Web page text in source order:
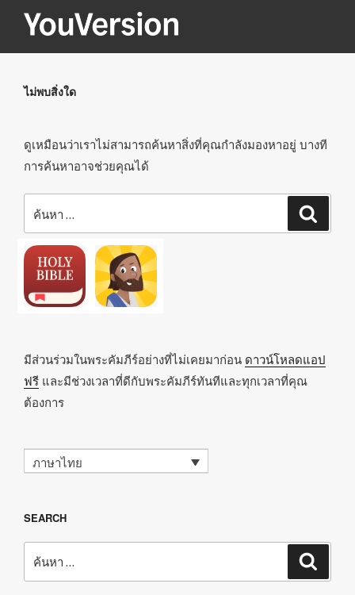
ยัง
YOUVERSION
Seeking God every day.
ไม่พบสิ่งใด
ดูเหมือนว่าเราไม่สามารถค้นหาสิ่งที่คุณกำลังมองหาอยู่ บางที
การค้นหาอาจช่วยคุณได้
มีส่วนร่วมในพระคัมภีร์อย่างที่ไม่เคยมาก่อน ดาวน์โหลดแอป
ฟรี และมีช่วงเวลาที่ดีกับพระคัมภีร์ทันทีและทุกเวลาที่คุณ
ต้องการ
ภาษาไทย
SEARCH